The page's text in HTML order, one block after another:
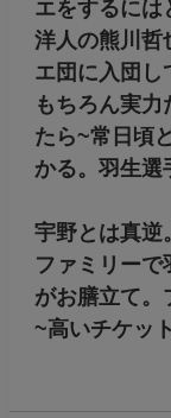
エをするには
洋人の熊川哲
エ団に入団し
もちろん実
たら~常日頃
かる。羽生選
宇野とは真逆
ファミリーで
がお膳立て。
~高いチケッ